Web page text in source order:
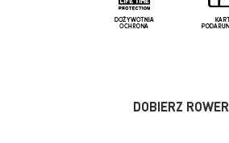
DOBIERZ ROWER